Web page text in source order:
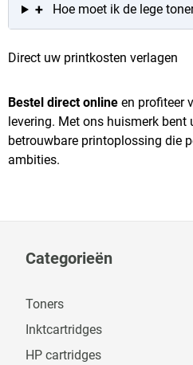
+ Hoe moet ik de lege
Direct uw printkosten verlagen
Bestel direct online en profiteer
levering. Met ons huismerk bent
betrouwbare printoplossing die
ambities.
Categorieën
Toners
Inktcartridges
HP cartridges